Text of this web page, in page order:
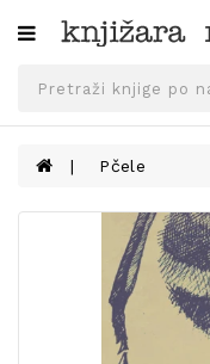
Kategorije
SVEUČILIŠNA
UDŽBENICI
KNJIGE
PRIBOR
Pčele